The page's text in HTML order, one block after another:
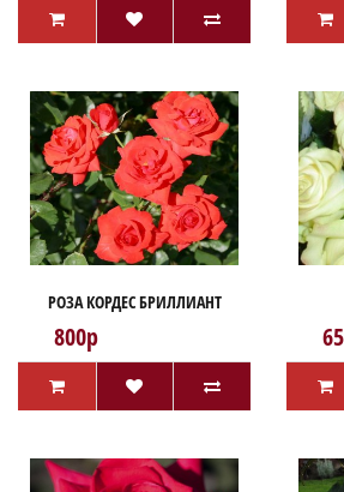
РОЗА КОРДЕС БРИЛЛИАНТ
800р